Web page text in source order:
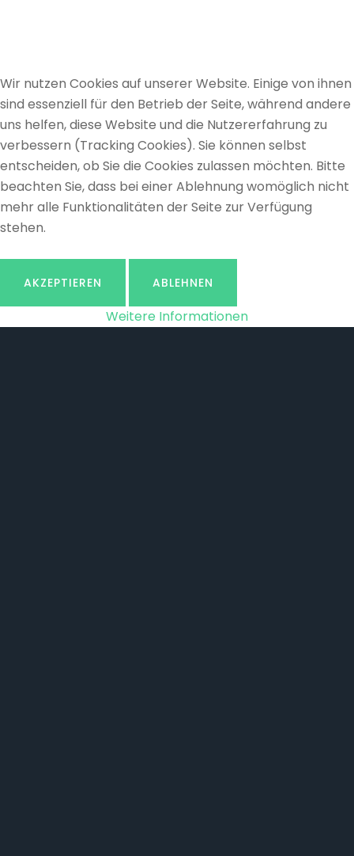
Wir nutzen Cookies auf unserer Website. Einige von ihnen
sind essenziell für den Betrieb der Seite, während andere
uns helfen, diese Website und die Nutzererfahrung zu
verbessern (Tracking Cookies). Sie können selbst
entscheiden, ob Sie die Cookies zulassen möchten. Bitte
beachten Sie, dass bei einer Ablehnung womöglich nicht
mehr alle Funktionalitäten der Seite zur Verfügung
stehen.
AKZEPTIEREN ABLEHNEN
Weitere Informationen